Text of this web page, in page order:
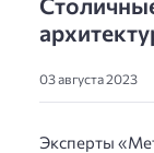
03 августа 2023
Эксперты